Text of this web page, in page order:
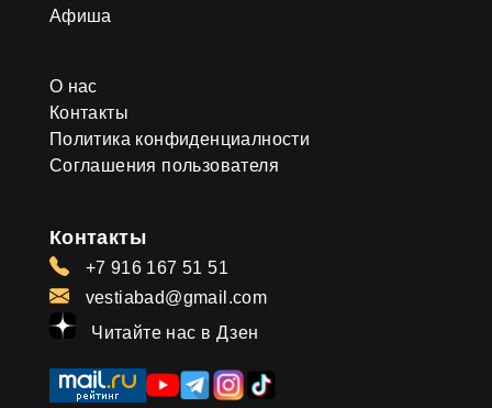
Афиша
О нас
Контакты
Политика конфиденциалности
Соглашения пользователя
Контакты
+7 916 167 51 51
vestiabad@gmail.com
Читайте нас в Дзен